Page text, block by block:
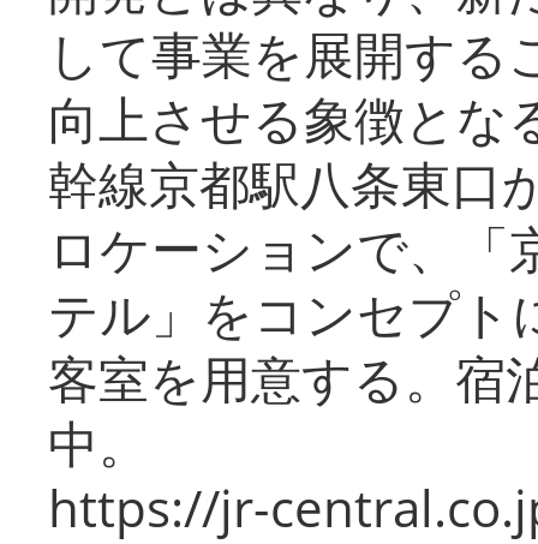
して事業を展開する
向上させる象徴とな
幹線京都駅八条東口
ロケーションで、「
テル」をコンセプト
客室を用意する。宿
中。
https://jr-